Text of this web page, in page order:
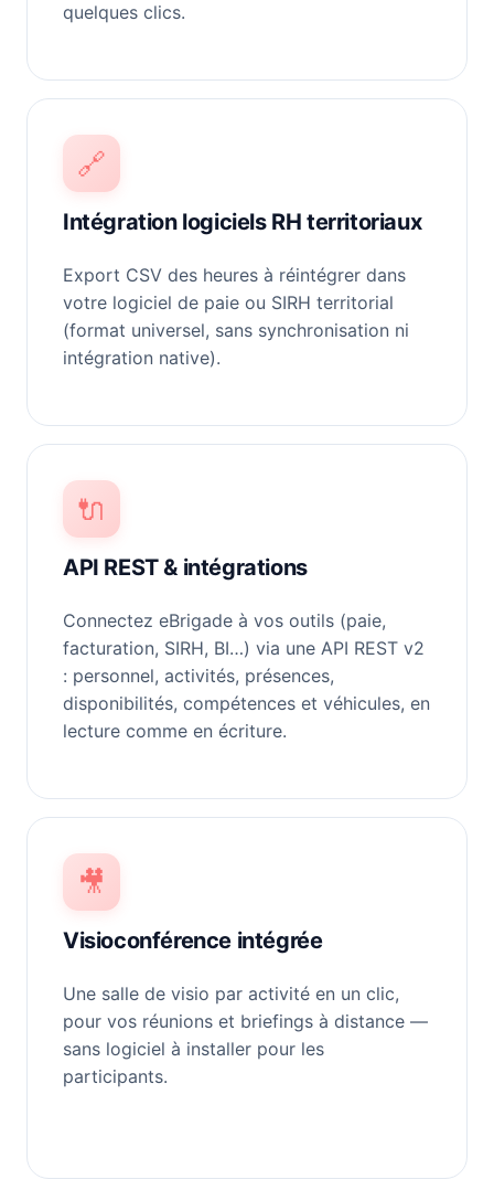
quelques clics.
🔗
Intégration logiciels RH territoriaux
Export CSV des heures à réintégrer dans
votre logiciel de paie ou SIRH territorial
(format universel, sans synchronisation ni
intégration native).
🔌
API REST & intégrations
Connectez eBrigade à vos outils (paie,
facturation, SIRH, BI…) via une API REST v2
: personnel, activités, présences,
disponibilités, compétences et véhicules, en
lecture comme en écriture.
🎥
Visioconférence intégrée
Une salle de visio par activité en un clic,
pour vos réunions et briefings à distance —
sans logiciel à installer pour les
participants.